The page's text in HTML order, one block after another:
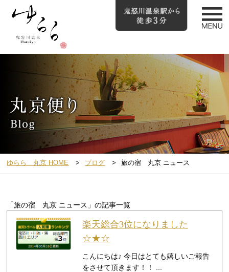
ゆらら 丸京 HOME ブログ 旅の宿 丸京 ニュース
「旅の宿 丸京 ニュース」の記事一覧
楽天総合3位になりました
☆★☆
こんにちは♪ 今日はとても嬉しいご報告
をさせて頂きます！！ ...